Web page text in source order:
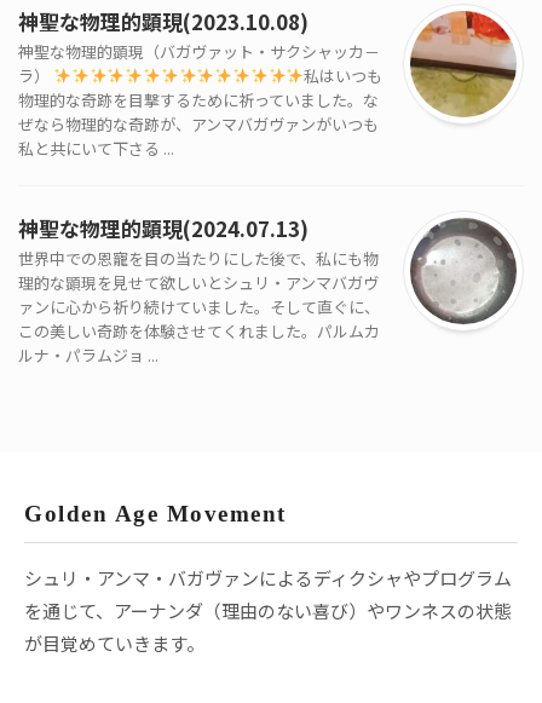
神聖な物理的顕現(2023.10.08)
神聖な物理的顕現（バガヴァット・サクシャッカ－
ラ）
私はいつも
物理的な奇跡を目撃するために祈っていました。な
ぜなら物理的な奇跡が、アンマバガヴァンがいつも
私と共にいて下さる ...
神聖な物理的顕現(2024.07.13)
世界中での恩寵を目の当たりにした後で、私にも物
理的な顕現を見せて欲しいとシュリ・アンマバガヴ
ァンに心から祈り続けていました。そして直ぐに、
この美しい奇跡を体験させてくれました。パルムカ
ルナ・パラムジョ ...
Golden Age Movement
シュリ・アンマ・バガヴァンによるディクシャやプログラム
を通じて、アーナンダ（理由のない喜び）やワンネスの状態
が目覚めていきます。